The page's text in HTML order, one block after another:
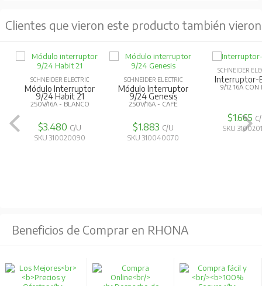
Clientes que vieron este producto también vieron
SCHNEIDER ELECTRIC
Módulo Interruptor
9/24 Habit 21
250V/16A - BLANCO
$3.480 C/U
SKU 310020090
SCHNEIDER ELECTRIC
Módulo Interruptor
9/24 Genesis
250V/16A - CAFÉ
$1.883 C/U
SKU 310040070
SCHNEIDER
Interruptor-
9/12 16A CON
$1.665
SKU
Beneficios de Comprar en RHONA